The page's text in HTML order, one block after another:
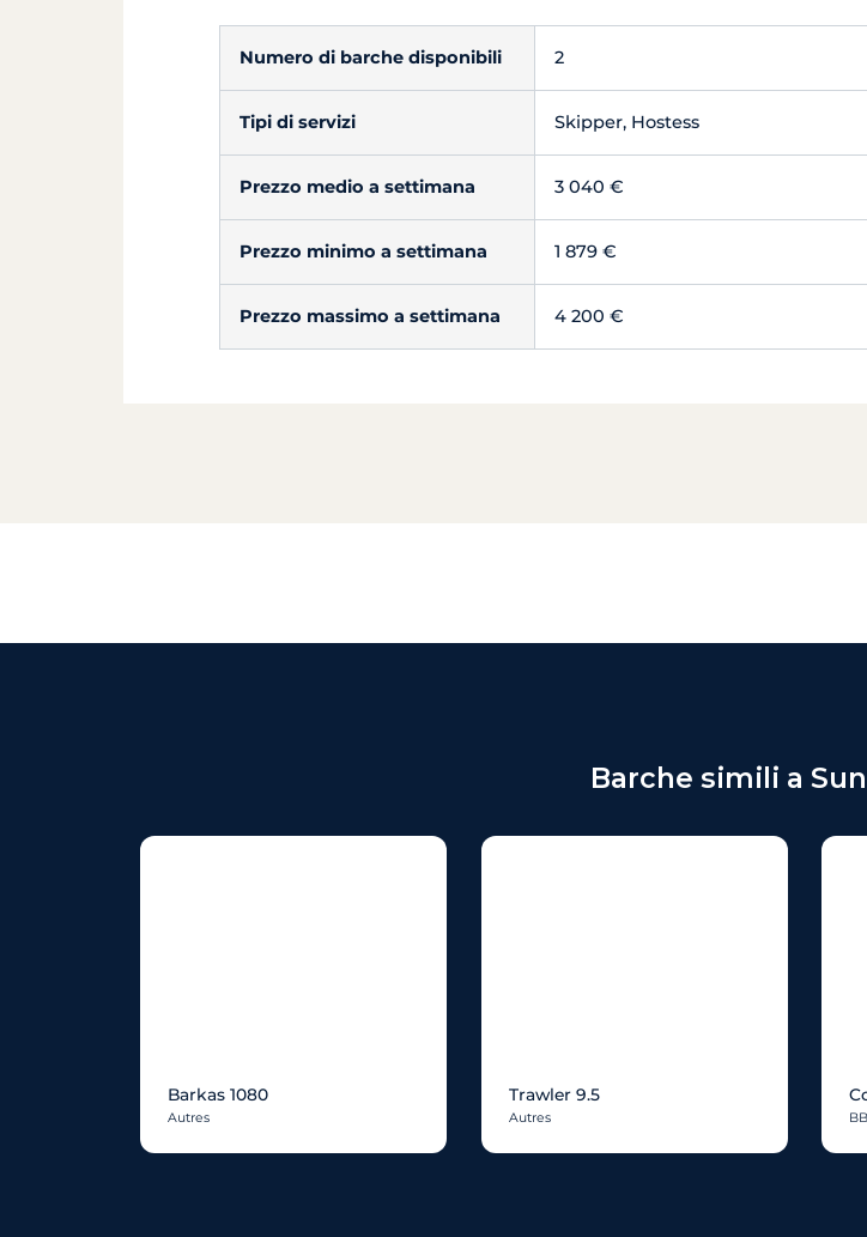
Numero di barche disponibili 2
Tipi di servizi Skipper, Hostess
Prezzo medio a settimana 3 040 €
Prezzo minimo a settimana 1 879 €
Prezzo massimo a settimana 4 200 €
Barche simili a
Barkas 1080
Autres
Trawler 9.5
Autres